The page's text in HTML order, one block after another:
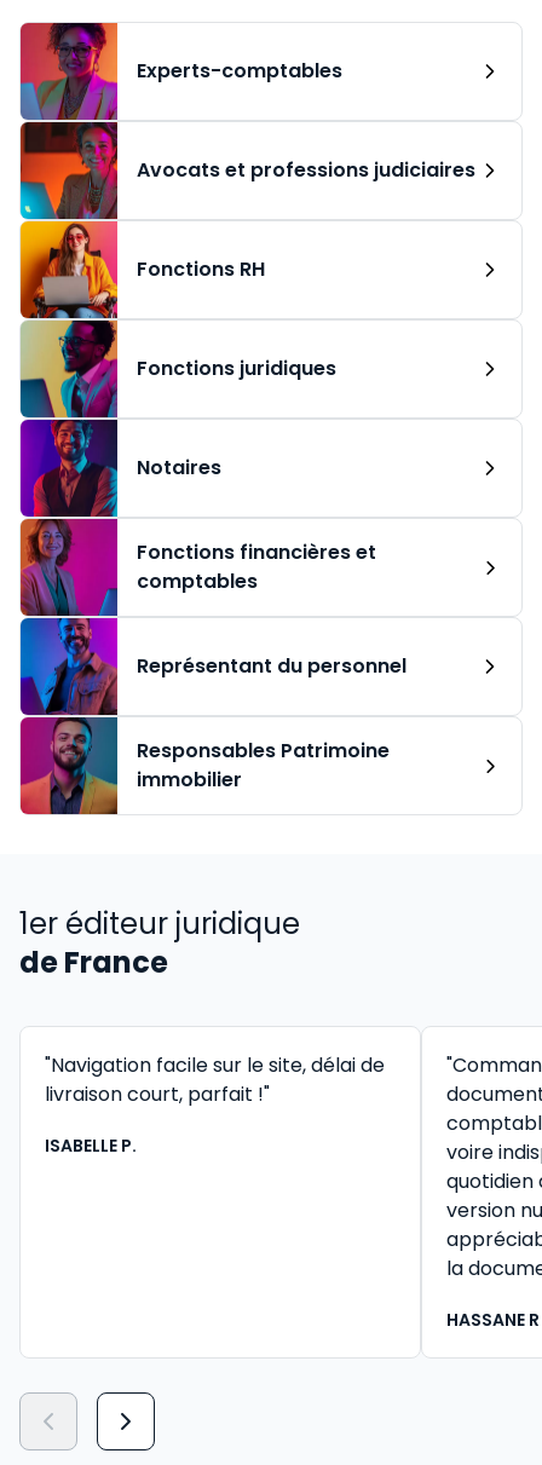
Experts-comptables
Avocats et professions judiciaires
Fonctions RH
Fonctions juridiques
Notaires
Fonctions financières et
comptables
Représentant du personnel
Responsables Patrimoine
immobilier
1er éditeur juridique
de France
"Navigation facile sur le site, délai de
livraison court, parfait !"
ISABELLE P.
voire
version
la
HASSANE R